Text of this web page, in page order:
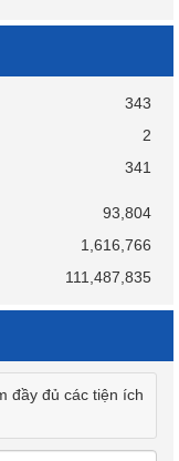
343
2
341
93,804
1,616,766
111,487,835
đầy đủ các tiện ích